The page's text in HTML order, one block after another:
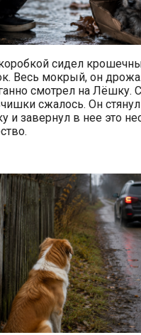
сидел
Весь мокрый, он
смотрел на Лёшку.
сжалось. Он стянул
и завернул в нее это